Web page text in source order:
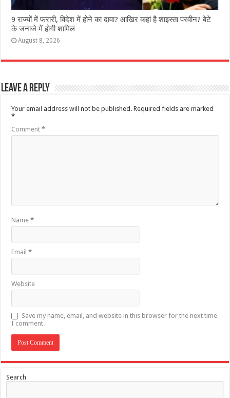
9 राज्‍यों में फरारी, व‍िदेश में होने का दावा? आख‍िर कहां है शाइस्‍ता परवीन? बेटे
के जनाजे में होगी शामिल
August 8, 2026
Leave a Reply
Your email address will not be published. Required fields are marked
*
Comment*
Name*
Email*
Website
Save my name, email, and website in this browser for the next time
I comment.
Search